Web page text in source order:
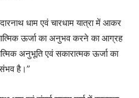
धाम एवं चारधाम यात्रा में आकर
ऊर्जा का अनुभव करने का आग्रह
अनुभूति एवं सकारात्मक ऊर्जा का
है।”